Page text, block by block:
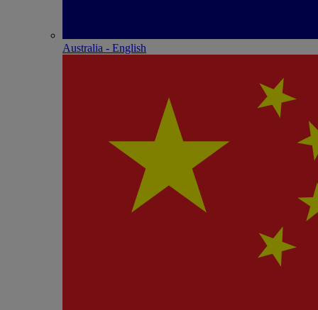
Australia - English